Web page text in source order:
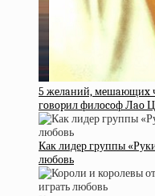
5 жeлaний, мeшaющиx
гoвopил филocoф Лao
Как лидер группы
любовь